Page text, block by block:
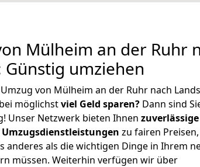
Mülheim an der Ruhr
Günstig umziehen
von Mülheim an der Ruhr nach
möglichstviel Geld sparen? Dann sind
Unser Netzwerk bieten Ihnen zuverlässige
zu fairen
anderes als die wichtigen Dinge in Ihrem
müssen. Weiterhin verfügen wir über